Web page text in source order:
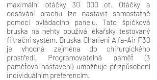
maximální otáčky 30 000 ot. Otáčky a
odsávání prachu lze nastavit samostatně
pomocí ovládacího panelu. Tato špičková
bruska na nehty používá lékařsky testovaný
filtrační systém. Bruska Gharieni Alfa-Air F30
je vhodná zejména do chirurgického
prostředí. Programovatelná paměť (3
paměťová nastavení) umožňuje přizpůsobení
individuálním preferencím.